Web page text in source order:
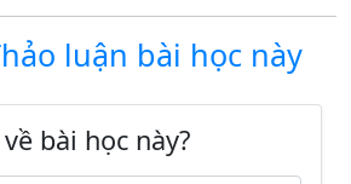
luận bài học này
bài học này?